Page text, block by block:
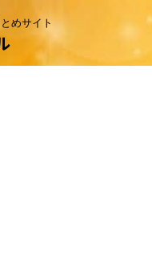
めサイト